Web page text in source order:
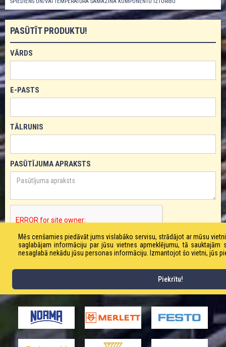
SPIEDIENS UN/VAI TEMPERATŪRA SAMAZINA KOMPONENTU IZTURĪBU
PASŪTĪT PRODUKTU!
VĀRDS
E-PASTS
TĀLRUNIS
PASŪTĪJUMA APRAKSTS
Mēs cenšamies piedāvāt jums vislabāko servisu, strādājot ar mūsu
saglabājam informāciju par jūsu vietnes apmeklējumu, tā sauktajām
nesaglabā nekādu jūsu personas informāciju. Izmantojot šo vietni, jūs
Piekrītu!